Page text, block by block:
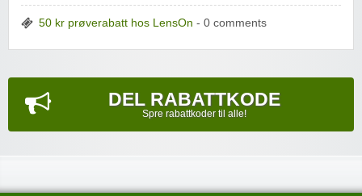
50 kr prøverabatt hos LensOn - 0 comments
DEL RABATTKODE
Spre rabattkoder til alle!